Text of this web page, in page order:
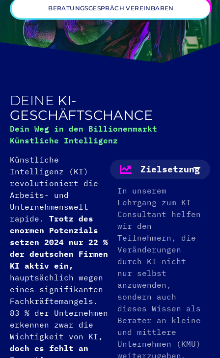
BERATUNGSGESPRÄCH VEREINBAREN
DEINE KI-
GESCHÄFTSCHANCE
Dein Weg in den Billionenmarkt
Künstliche Intelligenz
Künstliche
Intelligenz (KI)
revolutioniert die
Arbeits- und
Unternehmenswelt
rapide. Trotz des
enormen Potenzials
setzen 2024 nur 22 %
der deutschen Firmen
KI aktiv ein,
hauptsächlich wegen
eines signifikanten
Fachkräftemangels.
83 % der Unternehmen
erkennen zwar die
Wichtigkeit von KI,
doch es fehlt an
Zielsetzung
In unserem
Lehrgang zum KI
Consultant helfen
wir den
Teilnehmern, die
Veränderungen
durch KI nicht
nur selbst
anzuwenden,
sondern auch
dieses Wissen als
Berater an kleine
und mittlere
Unternehmen (KMU)
weiterzugeben.